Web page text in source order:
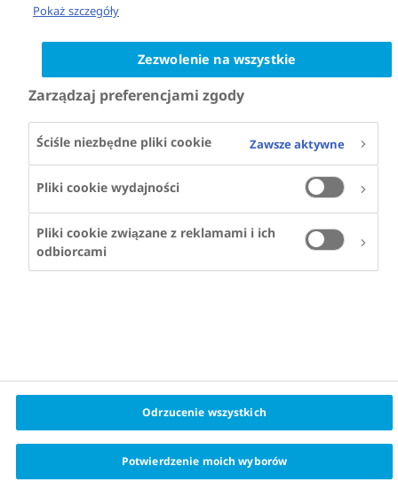
Pokaż szczegóły
Zezwolenie na wszystkie
Zarządzaj preferencjami zgody
Ściśle niezbędne pliki cookie Zawsze aktywne
Pliki cookie wydajności
Pliki cookie związane z reklamami i ich
odbiorcami
Odrzucenie wszystkich
Potwierdzenie moich wyborów